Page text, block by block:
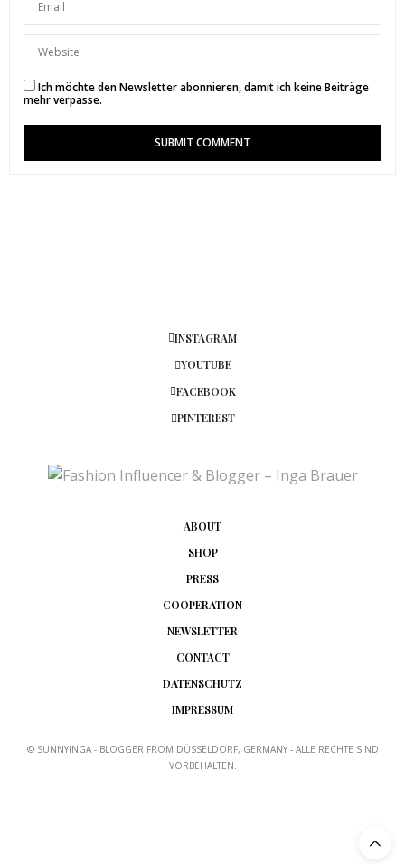
Ich möchte den Newsletter abonnieren, damit ich keine Beiträge
mehr verpasse.
INSTAGRAM
YOUTUBE
FACEBOOK
PINTEREST
ABOUT
SHOP
PRESS
COOPERATION
NEWSLETTER
CONTACT
DATENSCHUTZ
IMPRESSUM
© SUNNYINGA - BLOGGER FROM DÜSSELDORF, GERMANY - ALLE RECHTE SIND
VORBEHALTEN.